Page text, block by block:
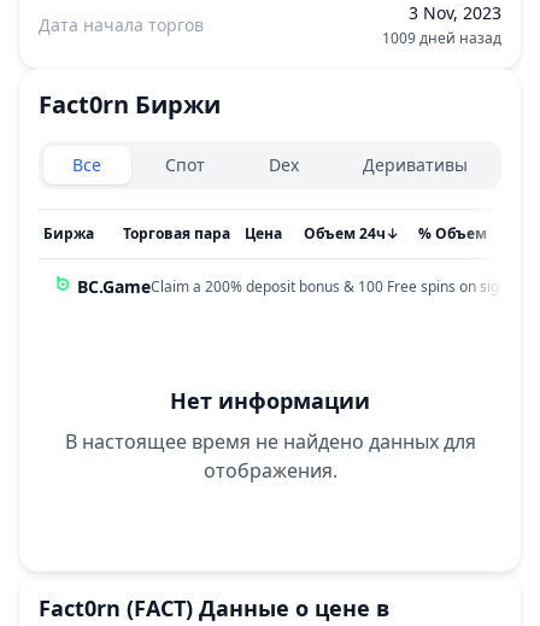
Дата начала торгов
3 Nov, 2023
1009 дней назад
Fact0rn Биржи
Exchanges type
Все Спот Dex Деривативы
Биржа Торговая пара Цена ↓
Объем 24ч % Объем
BC.GameClaim a 200% deposit bonus & 100 Free spins on sign up!
Нет информации
В настоящее время не найдено данных для
отображения.
Fact0rn (FACT) Данные о цене в